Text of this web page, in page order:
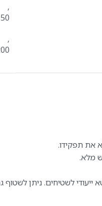
,
,
לשטיחים. ניתן